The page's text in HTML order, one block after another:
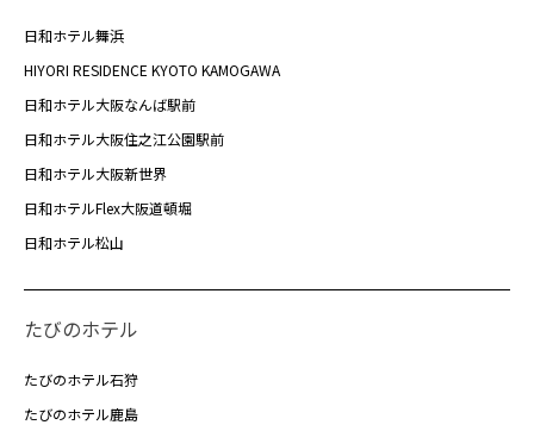
日和ホテル舞浜
HIYORI RESIDENCE KYOTO KAMOGAWA
日和ホテル大阪なんば駅前
日和ホテル大阪住之江公園駅前
日和ホテル大阪新世界
日和ホテルFlex大阪道頓堀
日和ホテル松山
たびのホテル
たびのホテル石狩
たびのホテル鹿島